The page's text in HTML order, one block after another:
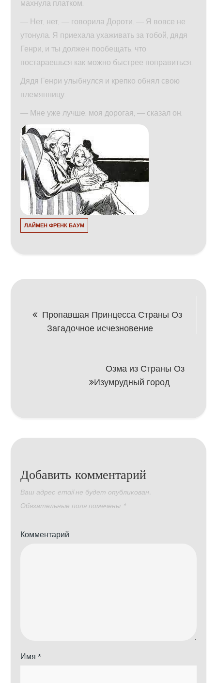
махнула платком.
— Нет, нет, — говорила Дороти. — Я вовсе не
утонула. Я приехала ухаживать за тобой, дядя
Генри, и ты должен пообещать, что
постараешься как можно быстрее поправиться.
Дядя Генри улыбнулся и крепко обнял свою
племянницу.
— Мне уже лучше, моя дорогая, — сказал он.
ЛАЙМЕН ФРЕНК БАУМ
Навигация
Пропавшая Принцесса Страны Оз
Загадочное исчезновение
Озма из Страны Оз
Изумрудный город
Добавить комментарий
Ваш адрес email не будет опубликован.
Обязательные поля помечены *
Комментарий
Имя*